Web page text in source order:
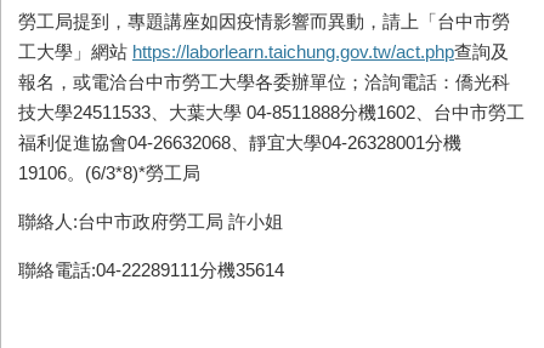
勞工局提到，專題講座如因疫情影響而異動，請上「台中市勞
工大學」網站 https://laborlearn.taichung.gov.tw/act.php查詢及
報名，或電洽台中市勞工大學各委辦單位；洽詢電話：僑光科
技大學24511533、大葉大學 04-8511888分機1602、台中市勞工
福利促進協會04-26632068、靜宜大學04-26328001分機
19106。(6/3*8)*勞工局
聯絡人:台中市政府勞工局 許小姐
聯絡電話:04-22289111分機35614